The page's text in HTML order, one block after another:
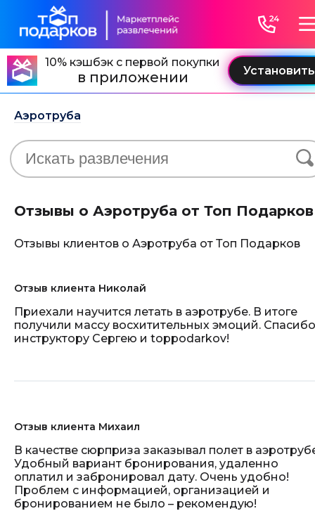
10% кэшбэк с первой покупки
в приложении
Аэротруба
Отзывы о Аэротруба от Топ Подарков
Отзывы клиентов о Аэротруба от Топ Подарков
Отзыв клиента Николай
Приехали научится летать в аэротрубе. В итоге
получили массу восхитительных эмоций. Спасибо
инструктору Сергею и toppodarkov!
Отзыв клиента Михаил
В качестве сюрприза заказывал полет в
Удобный вариант бронирования, удаленно
оплатил и забронировал дату. Очень удобно!
Проблем с информацией, организацией и
бронированием не было – рекомендую!